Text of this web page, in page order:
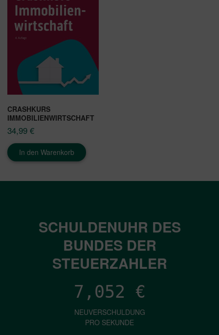
CRASHKURS
IMMOBILIENWIRTSCHAFT
34,99 €
In den Warenkorb
SCHULDENUHR DES
BUNDES DER
STEUERZAHLER
7,052 €
NEUVERSCHULDUNG
PRO SEKUNDE